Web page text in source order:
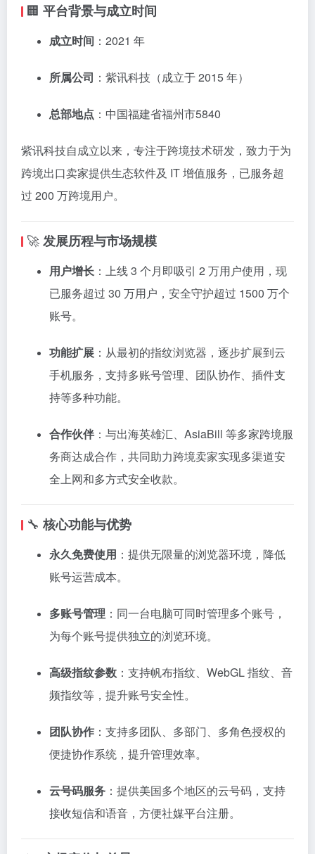
🏢 平台背景与成立时间
成立时间 ：​ 2021 年
所属公司 ：​ 紫讯科技（成立于 2015 年）
总部地点 ：​ 中国福建省福州市5840
紫讯科技自成立以来，专注于跨境技术研发，致力于为
跨境出口卖家提供生态软件及 IT 增值服务，已服务超
过 200 万跨境用户。
🚀发展历程与市场规模
用户增长 ：​ 上线 3 个月即吸引 2 万用户使用，现
已服务超过 30 万用户，安全守护超过 1500 万个
账号。
功能扩展 ：​ 从最初的指纹浏览器，逐步扩展到云
手机服务，支持多账号管理、团队协作、插件支
持等多种功能。
合作伙伴 ：​ 与出海英雄汇、AsiaBill 等多家跨境服
务商达成合作，共同助力跨境卖家实现多渠道安
全上网和多方式安全收款。
🔧 核心功能与优势
永久免费使用 ：​ 提供无限量的浏览器环境，降低
账号运营成本。
多账号管理 ：​ 同一台电脑可同时管理多个账号，
为每个账号提供独立的浏览环境。
高级指纹参数 ：​ 支持帆布指纹、WebGL 指纹、音
频指纹等，提升账号安全性。
团队协作 ：​ 支持多团队、多部门、多角色授权的
便捷协作系统，提升管理效率。
云号码服务 ：​ 提供美国多个地区的云号码，支持
接收短信和语音，方便社媒平台注册。